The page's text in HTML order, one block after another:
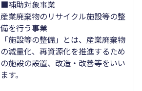
■補助対象事業
産業廃棄物のリサイクル施設等の整
備を行う事業
「施設等の整備」とは、産業廃棄物
の減量化、再資源化を推進するため
の施設の設置、改造・改善等をいい
ます。